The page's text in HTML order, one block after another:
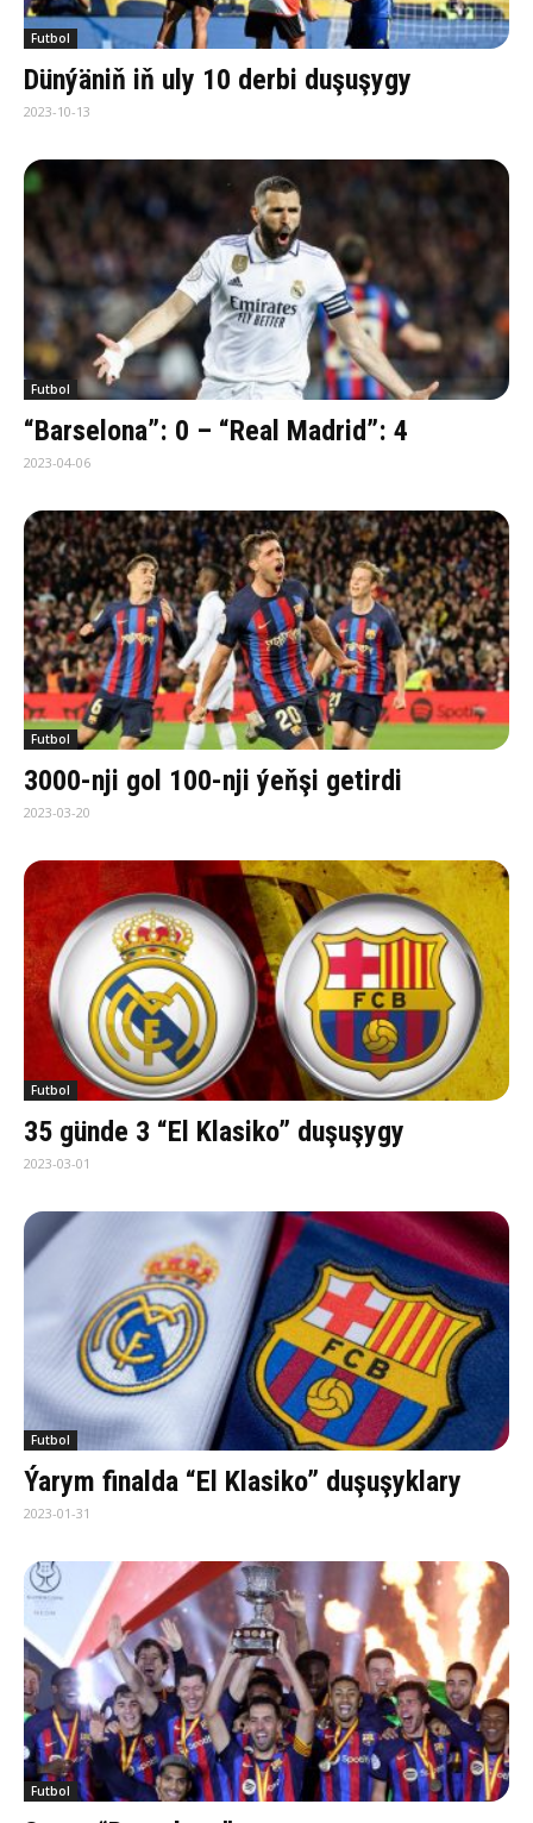
Futbol
Dünýäniň iň uly 10 derbi duşuşygy
2023-10-13
Futbol
“Barselona”: 0 – “Real Madrid”: 4
2023-04-06
Futbol
3000-nji gol 100-nji ýeňşi getirdi
2023-03-20
Futbol
35 günde 3 “El Klasiko” duşuşygy
2023-03-01
Futbol
Ýarym finalda “El Klasiko” duşuşyklary
2023-01-31
Futbol